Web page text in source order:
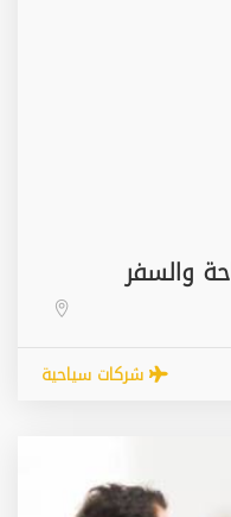
والسفر
شركات سياحية